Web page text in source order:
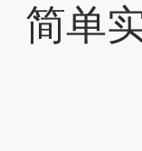
简单